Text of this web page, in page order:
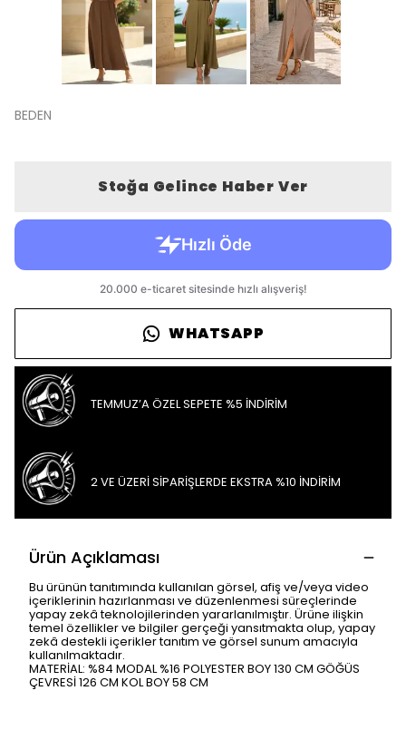
BEDEN
Stoğa Gelince Haber Ver
WHATSAPP
TEMMUZ’A ÖZEL SEPETE %5 İNDİRİM
2 VE ÜZERİ SİPARİŞLERDE EKSTRA %10 İNDİRİM
Ürün Açıklaması
Bu ürünün tanıtımında kullanılan görsel, afiş ve/veya video
içeriklerinin hazırlanması ve düzenlenmesi süreçlerinde
yapay zekâ teknolojilerinden yararlanılmıştır. Ürüne ilişkin
temel özellikler ve bilgiler gerçeği yansıtmakta olup, yapay
zekâ destekli içerikler tanıtım ve görsel sunum amacıyla
kullanılmaktadır.
MATERİAL: %84 MODAL %16 POLYESTER BOY 130 CM GÖĞÜS
ÇEVRESİ 126 CM KOL BOY 58 CM